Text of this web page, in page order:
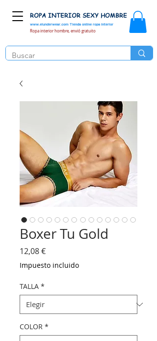
www.elunderwear.com Tienda online ropa interior
ROPA INTERIOR SEXY HOMBRE
Ropa interior hombre, envió gratuito
Boxer Tu Gold
12,08 €Precio
Impuesto incluido
TALLA *
COLOR *